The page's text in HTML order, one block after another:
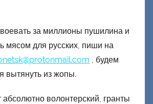
за миллионы пушилина и
мясом для русских, пиши на
, будем
вытянуть из жопы.
абсолютно волонтерский, гранты